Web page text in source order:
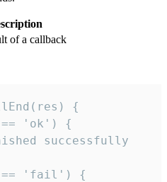
of a callback
{
'ok') {
successfully
'fail') {